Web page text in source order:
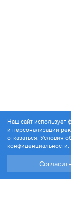
©
Наш сайт использует
и персонализации
отказаться. Условия
конфиденциальности.